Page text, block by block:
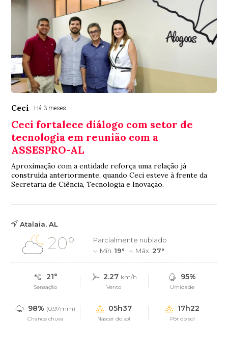
Ceci Há 3 meses
Ceci fortalece diálogo com setor de
tecnologia em reunião com a
ASSESPRO-AL
Aproximação com a entidade reforça uma relação já
construída anteriormente, quando Ceci esteve à frente da
Secretaria de Ciência, Tecnologia e Inovação.
Atalaia, AL
20°
Parcialmente nublado
Mín.19° Máx. 27°
21°
Sensação
2.27 km/h
Vento
95%
Umidade
98% (0.97mm)
Chance chuva
05h37
Nascer do sol
17h22
Pôr do sol